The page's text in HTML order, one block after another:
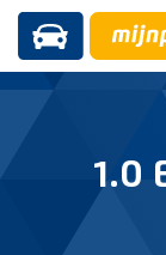
1.0